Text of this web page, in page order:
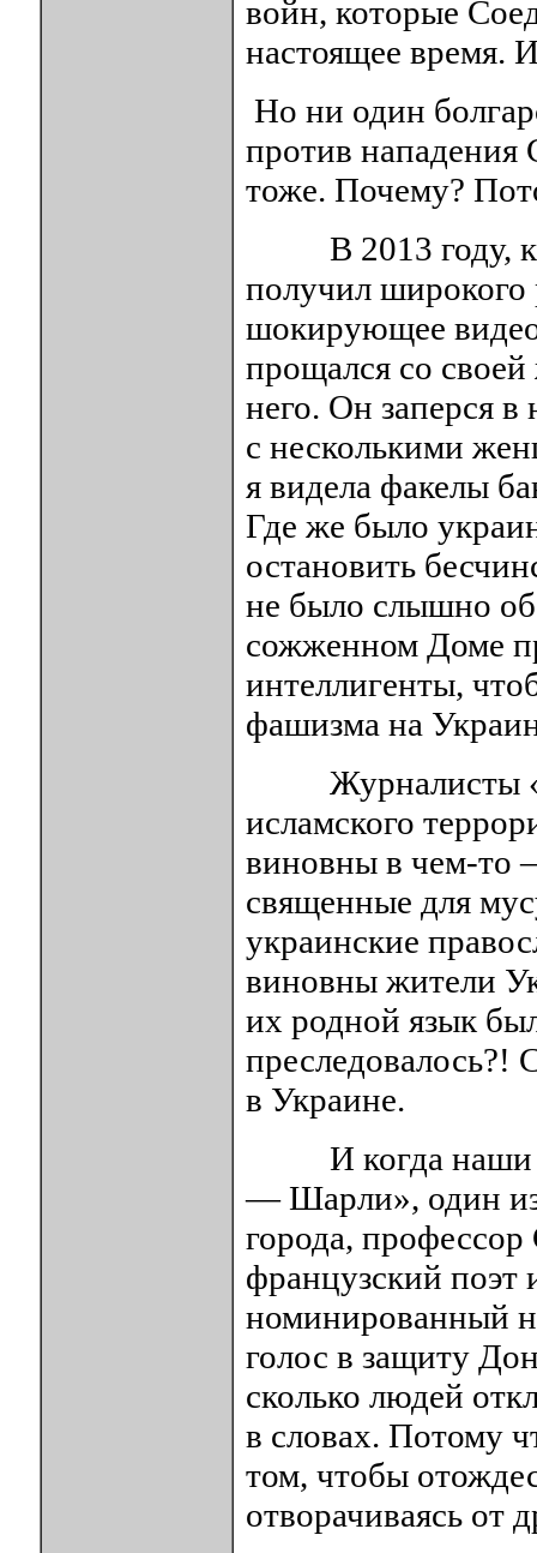
войн, которые
настоящее время.
Но ни один
против
тоже. Почему?
В 2013 году,
получил широкого
шокирующее
прощался со
него. Он заперся
с несколькими
я видела факелы
Где же было
остановить
не было слышно
сожженном Доме
интеллигенты,
фашизма на
Журналисты
исламского
виновны в чем-то
священные для
украинские
виновны жители
их родной язык
преследовалось?!
в Украине.
И когда наши
— Шарли», один из
города,
французский поэт
номинированный
голос в защиту
сколько людей
в словах. Потому
том, чтобы
отворачиваясь от